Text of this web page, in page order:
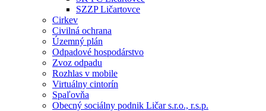
SZZP Ličartovce
Cirkev
Civilná ochrana
Územný plán
Odpadové hospodárstvo
Zvoz odpadu
Rozhlas v mobile
Virtuálny cintorín
Spaľovňa
Obecný sociálny podnik Ličar s.r.o., r.s.p.